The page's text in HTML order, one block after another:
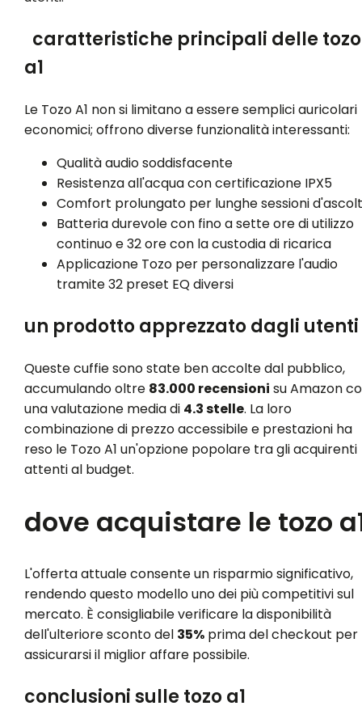
caratteristiche principali delle tozo
a1
Le Tozo A1 non si limitano a essere semplici auricolari
economici; offrono diverse funzionalità interessanti:
Qualità audio soddisfacente
Resistenza all'acqua con certificazione IPX5
Comfort prolungato per lunghe sessioni
Batteria durevole con fino a sette ore di utilizzo
continuo e 32 ore con la custodia di ricarica
Applicazione Tozo per personalizzare l'audio
tramite 32 preset EQ diversi
un prodotto apprezzato dagli utenti
Queste cuffie sono state ben accolte dal pubblico,
accumulando oltre 83.000 recensioni su Amazon
una valutazione media di 4.3 stelle. La loro
combinazione di prezzo accessibile e prestazioni ha
reso le Tozo A1 un'opzione popolare tra gli acquirenti
attenti al budget.
dove acquistare le tozo
L'offerta attuale consente un risparmio significativo,
rendendo questo modello uno dei più competitivi sul
mercato. È consigliabile verificare la disponibilità
dell'ulteriore sconto del 35%prima del checkout per
assicurarsi il miglior affare possibile.
conclusioni sulle tozo a1